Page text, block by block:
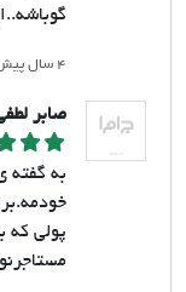
گوباشه..این
۴ سال پیش
صابر
به گفته
پولی که